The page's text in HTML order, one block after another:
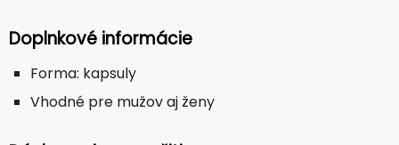
Doplnkové informácie
Forma: kapsuly
Vhodné pre mužov aj ženy